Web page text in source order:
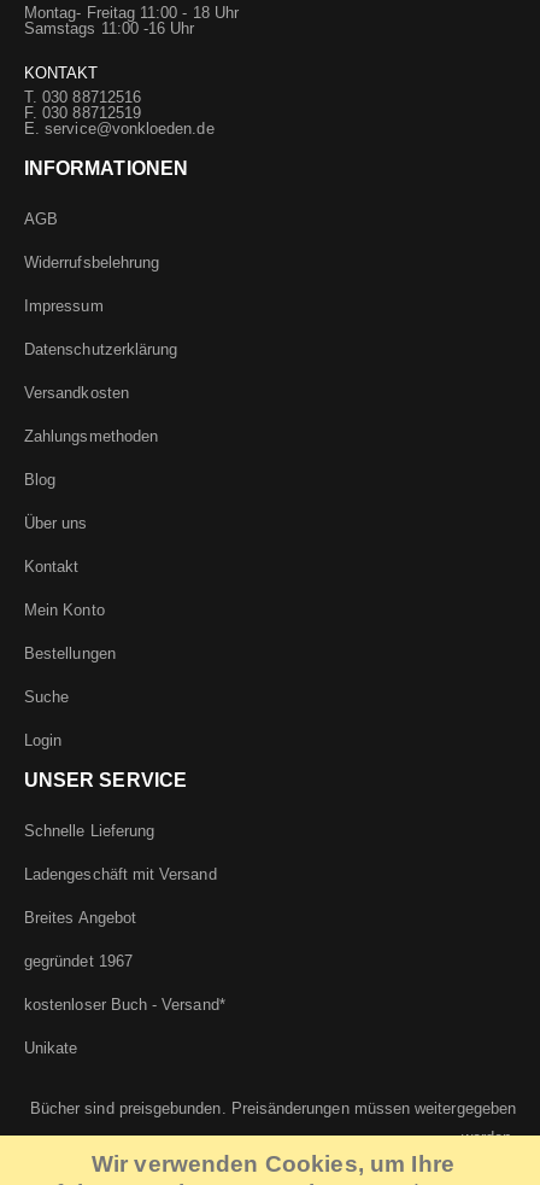
Wir verwenden Cookies, um Ihre
Montag- Freitag 11:00 - 18 Uhr
Samstags 11:00 -16 Uhr
KONTAKT
T. 030 88712516
F. 030 88712519
E.service@vonkloeden.de
INFORMATIONEN
AGB
Widerrufsbelehrung
Impressum
Datenschutzerklärung
Versandkosten
Zahlungsmethoden
Blog
Über uns
Kontakt
Mein Konto
Bestellungen
Suche
Login
UNSER SERVICE
Schnelle Lieferung
Ladengeschäft mit Versand
Breites Angebot
gegründet 1967
kostenloser Buch - Versand*
Unikate
Bücher sind preisgebunden. Preisänderungen müssen weitergegeben
werden.